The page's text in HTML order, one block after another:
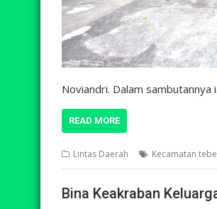
Noviandri. Dalam
READ MORE
Lintas Daerah Kecamatan
Bina Keakraban